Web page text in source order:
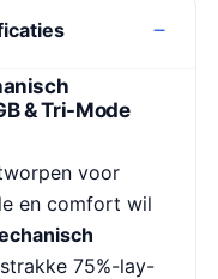
& Tri-Mode
voor
en comfort wil
75%-lay-